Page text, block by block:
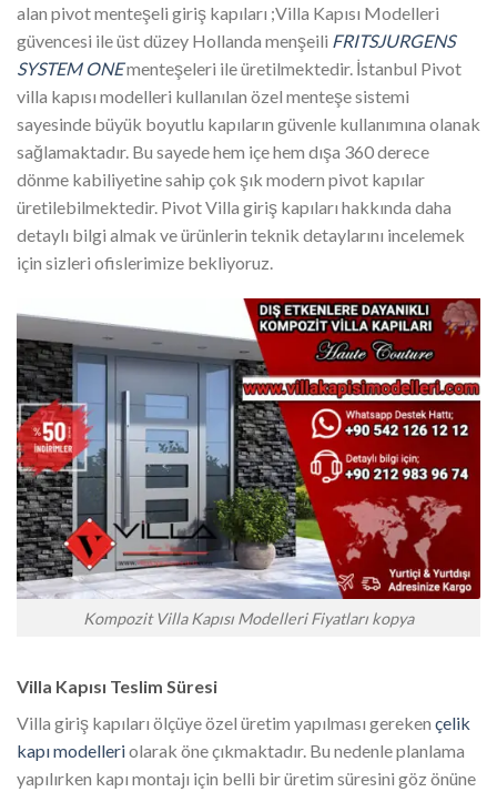
alan pivot menteşeli giriş kapıları ;Villa Kapısı Modelleri
güvencesi ile üst düzey Hollanda menşeili FRITSJURGENS
SYSTEM ONEmenteşeleri ile üretilmektedir. İstanbul Pivot
villa kapısı modelleri kullanılan özel menteşe sistemi
sayesinde büyük boyutlu kapıların güvenle kullanımına olanak
sağlamaktadır. Bu sayede hem içe hem dışa 360 derece
dönme kabiliyetine sahip çok şık modern pivot kapılar
üretilebilmektedir. Pivot Villa giriş kapıları hakkında daha
detaylı bilgi almak ve ürünlerin teknik detaylarını incelemek
için sizleri ofislerimize bekliyoruz.
Kompozit Villa Kapısı Modelleri Fiyatları kopya
Villa Kapısı Teslim Süresi
Villa giriş kapıları ölçüye özel üretim yapılması gereken çelik
kapı modelleriolarak öne çıkmaktadır. Bu nedenle planlama
yapılırken kapı montajı için belli bir üretim süresini göz önüne